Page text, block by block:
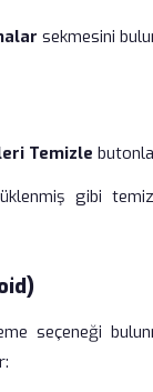
sekmesini
Temizle
gibi
seçeneği